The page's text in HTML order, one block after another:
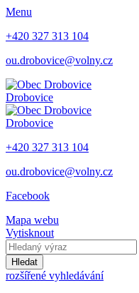
Menu
+420 327 313 104
ou.drobovice@volny.cz
Drobovice
Drobovice
+420 327 313 104
ou.drobovice@volny.cz
Facebook
Mapa webu
Vytisknout
Hledat
rozšířené vyhledávání